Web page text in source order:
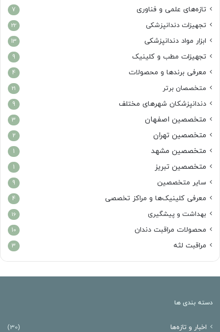
تازه‌های علمی و فناوری 7
تجهیزات دندانپزشکی 22
ابزار مواد دندانپزشکی 13
تجهیزات مطب و کلینیک 9
معرفی برندها و محصولات 4
متخصصان برتر 21
دندانپزشکان شهرهای مختلف 9
متخصصین اصفهان 3
متخصصین تهران 2
متخصصین مشهد 1
متخصصین تبریز 1
سایر متخصصین 9
معرفی کلینیک‌ها و مراکز تخصصی 4
بهداشت و پیشگیری 16
محصولات مراقبت دندان 10
مراقبت لثه 3
دسته بندی ها
اخبار و تازه‌ها (30)